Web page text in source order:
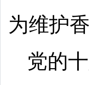
为维护
党的